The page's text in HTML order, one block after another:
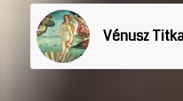
Vénusz